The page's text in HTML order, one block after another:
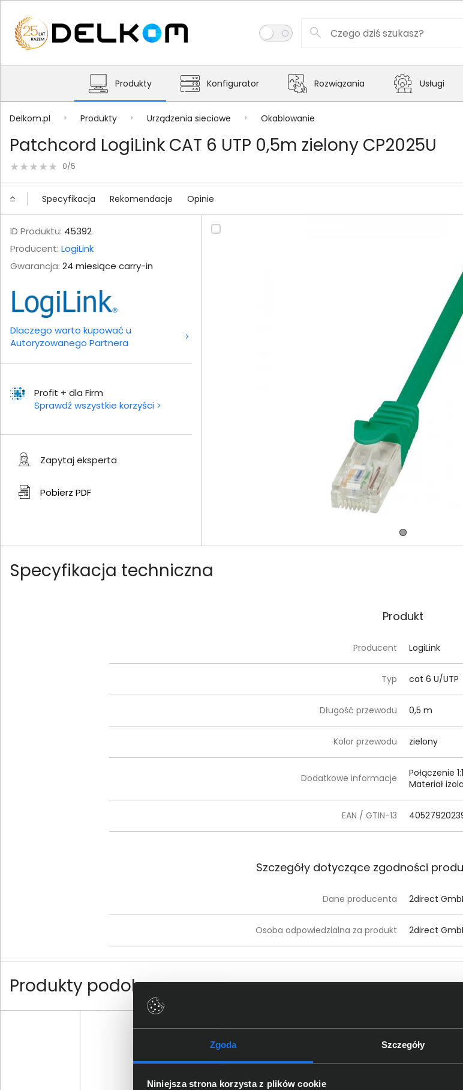
Zgoda Szczegóły
Niniejsza strona korzysta z plików cookie
Produkty Konfigurator Rozwiązania Usługi
Delkom.pl Produkty Urządzenia sieciowe Okablowanie
Patchcord LogiLink CAT 6 UTP 0,5m zielony CP2025U
0/5
Specyfikacja Rekomendacje Opinie
ID Produktu: 45392
Producent: LogiLink
Gwarancja: 24 miesiące carry-in
Dlaczego warto kupować u
Autoryzowanego Partnera
Profit + dla Firm
Sprawdź wszystkie korzyści
Zapytaj eksperta
Pobierz PDF
Specyfikacja techniczna
Produkt
Producent LogiLink
Typ cat 6 U/UTP
Długość przewodu 0,5 m
Kolor przewodu zielony
Dodatkowe informacje
Połączenie 1:1
Materiał
EAN / GTIN-13
Szczegóły dotyczące zgodności
Dane producenta 2direct
Osoba odpowiedzialna za produkt 2direct
Produkty podobne